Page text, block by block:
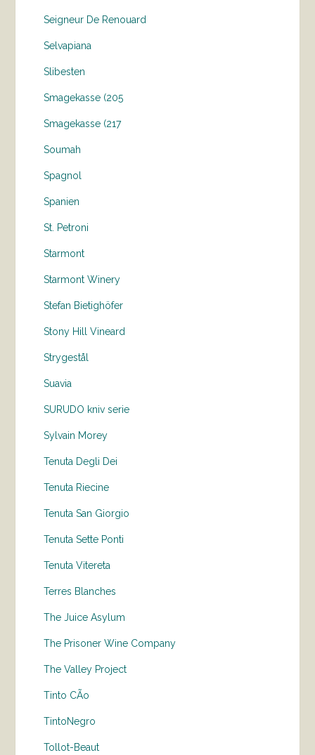
Seigneur De Renouard
Selvapiana
Slibesten
Smagekasse (205
Smagekasse (217
Soumah
Spagnol
Spanien
St. Petroni
Starmont
Starmont Winery
Stefan Bietighöfer
Stony Hill Vineard
Strygestål
Suavia
SURUDO kniv serie
Sylvain Morey
Tenuta Degli Dei
Tenuta Riecine
Tenuta San Giorgio
Tenuta Sette Ponti
Tenuta Vitereta
Terres Blanches
The Juice Asylum
The Prisoner Wine Company
The Valley Project
Tinto CÃo
TintoNegro
Tollot-Beaut